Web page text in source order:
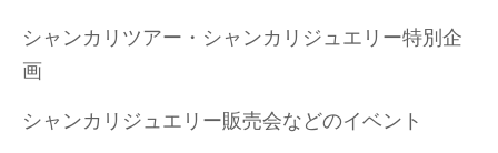
シャンカリツアー・シャンカリジュエリー特別企
画
シャンカリジュエリー販売会などのイベント